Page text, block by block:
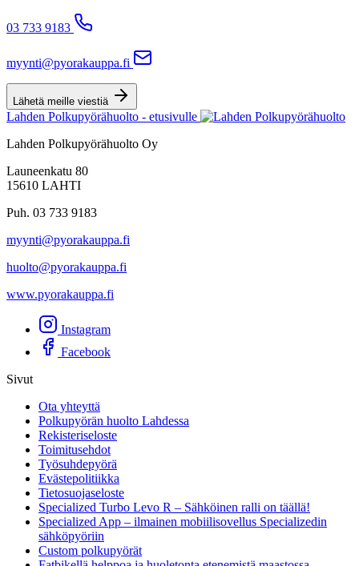
03 733 9183
myynti@pyorakauppa.fi
Lähetä meille viestiä
Lahden Polkupyörähuolto - etusivulle
Lahden Polkupyörähuolto Oy
Launeenkatu 80
15610 LAHTI
Puh. 03 733 9183
myynti@pyorakauppa.fi
huolto@pyorakauppa.fi
www.pyorakauppa.fi
Instagram
Facebook
Sivut
Ota yhteyttä
Polkupyörän huolto Lahdessa
Rekisteriseloste
Toimitusehdot
Työsuhdepyörä
Evästepolitiikka
Tietosuojaseloste
Specialized Turbo Levo R – Sähköinen ralli on täällä!
Specialized App – ilmainen mobiilisovellus Specializedin
sähköpyöriin
Custom polkupyörät